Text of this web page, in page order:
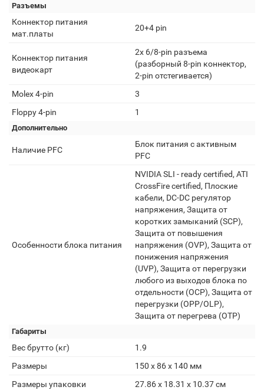
Разъемы
Коннектор питания
мат.платы
20+4 pin
Коннектор питания
видеокарт
2x 6/8-pin разъема
(разборный 8-pin коннектор,
2-pin отстегивается)
Molex 4-pin
3
Floppy 4-pin
1
Дополнительно
Наличие PFC
Блок питания с активным
PFC
Особенности блока питания
NVIDIA SLI - ready certified, ATI
CrossFire certified, Плоские
кабели, DC-DC регулятор
напряжения, Защита от
коротких замыканий (SCP),
Защита от повышения
напряжения (OVP), Защита от
понижения напряжения
(UVP), Защита от перегрузки
любого из выходов блока по
отдельности (OCP), Защита от
перегрузки (OPP/OLP),
Защита от перегрева (OTP)
Габариты
Вес брутто (кг)
1.9
Размеры
150 x 86 x 140 мм
Размеры упаковки
27.86 x 18.31 x 10.37 см